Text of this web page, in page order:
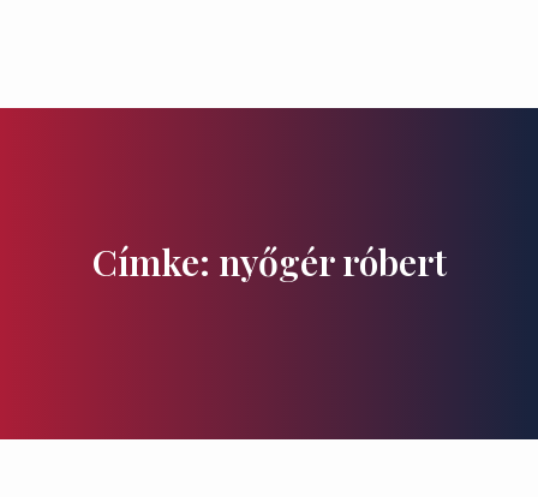
Címke: nyőgér róbert